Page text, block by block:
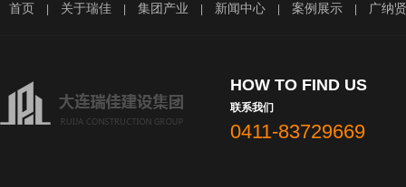
首页 关于瑞佳 集团产业 新闻中心 案例展示 广纳
HOW TO FIND US
联系我们
0411-83729669